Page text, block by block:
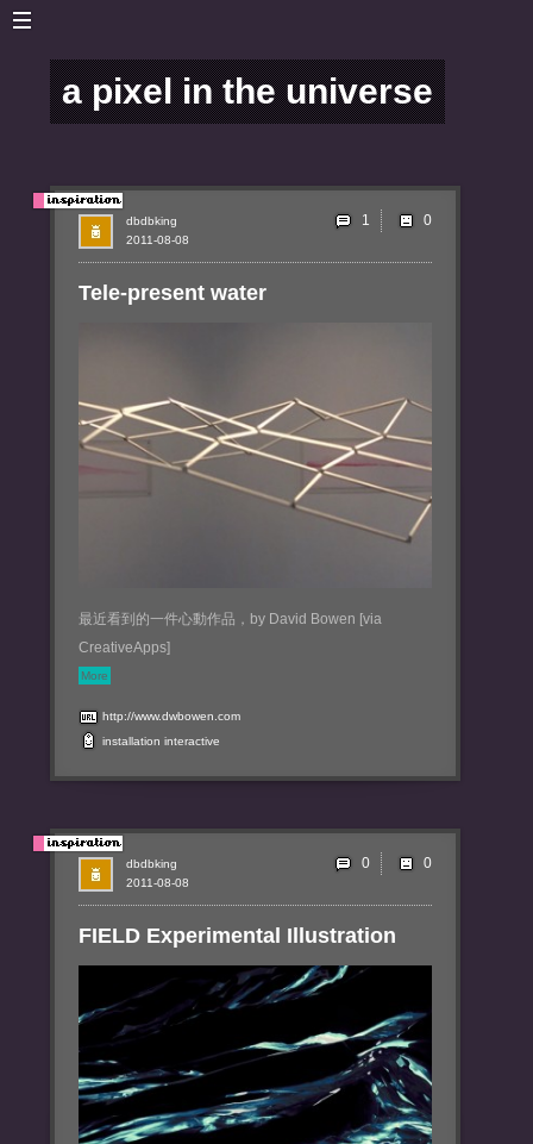
a pixel in the universe
Tele-present water
最近看到的一件心動作品，by David Bowen [via
CreativeApps]
More
http://www.dwbowen.com
installation interactive
2011-08-08
dbdbking 1
FIELD Experimental Illustration
2011-08-08
dbdbking 0